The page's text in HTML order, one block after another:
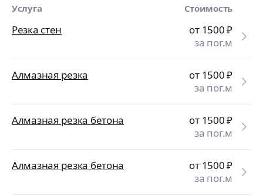
Услуга Стоимость
Резка стен от 1500₽
за пог.м
Алмазная резка от 1500₽
за пог.м
Алмазная резка бетона от 1500₽
за пог.м
Алмазная резка бетона от 1500₽
за пог.м